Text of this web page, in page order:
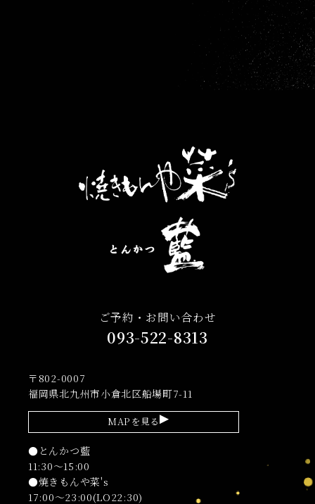
ご予約・お問い合わせ
093-522-8313
〒802-0007
福岡県北九州市小倉北区船場町7-11
MAPを見る
●とんかつ藍
11:30～15:00
●焼きもんや菜's
17:00～23:00(LO22:30)